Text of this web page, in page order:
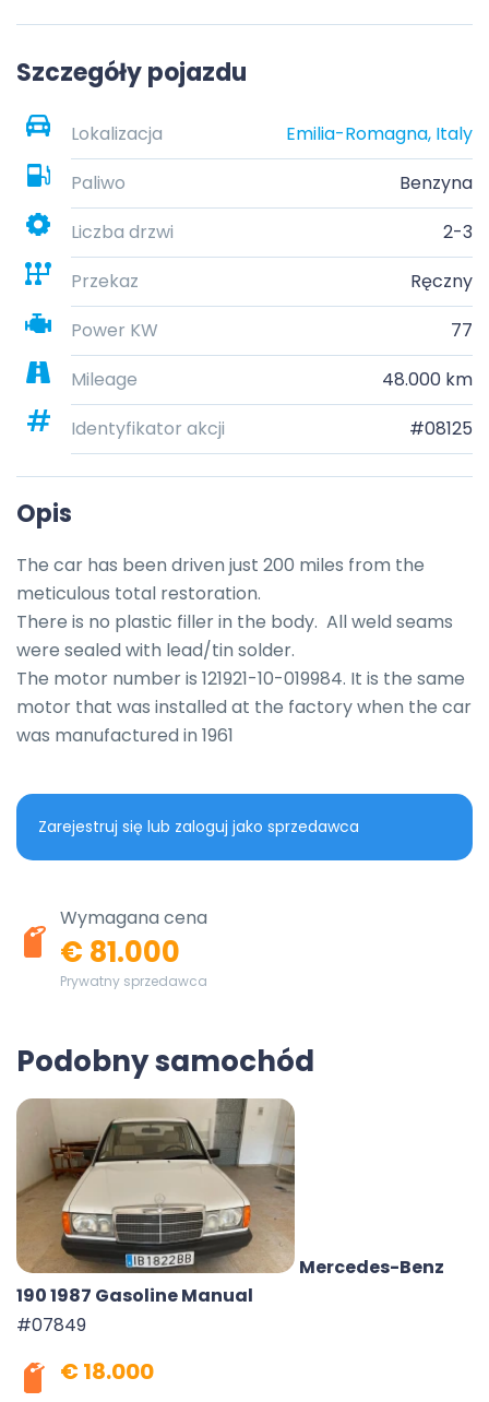
Szczegóły pojazdu
Lokalizacja
Emilia-Romagna, Italy
Paliwo
Benzyna
Liczba drzwi
2-3
Przekaz
Ręczny
Power KW
77
Mileage
48.000 km
Identyfikator akcji
#08125
Opis
The car has been driven just 200 miles from the
meticulous total restoration.
There is no plastic filler in the body.  All weld seams
were sealed with lead/tin solder.
The motor number is 121921-10-019984. It is the same
motor that was installed at the factory when the car
was manufactured in 1961
Zarejestruj się lub zaloguj jako sprzedawca
Wymagana cena
€ 81.000
Prywatny sprzedawca
Podobny samochód
Mercedes-Benz
190 1987 Gasoline Manual
#07849
€ 18.000